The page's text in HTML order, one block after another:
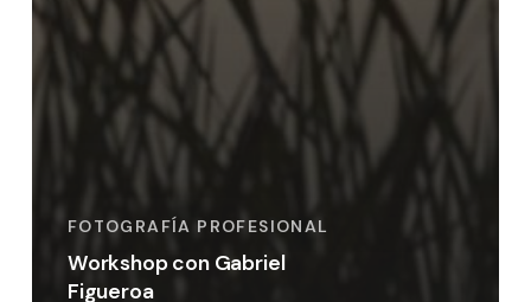
FOTOGRAFÍA PROFESIONAL
Workshop con Gabriel
Figueroa